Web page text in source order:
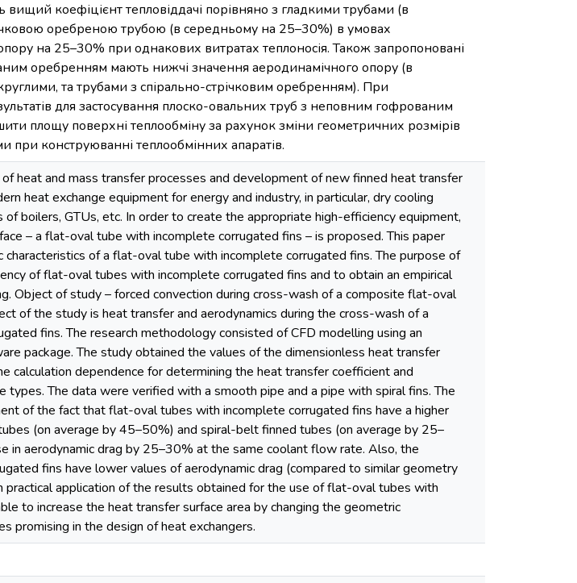
коефіцієнт тепловіддачі порівняно з гладкими трубами (в
оребреною трубою (в середньому на 25–30%) в умовах
на 25–30% при однакових витратах теплоносія. Також запропоновані
оребренням мають нижчі значення аеродинамічного опору (в
та трубами з спірально-стрічковим оребренням). При
для застосування плоско-овальних труб з неповним гофрованим
площу поверхні теплообміну за рахунок зміни геометричних розмірів
конструюванні теплообмінних апаратів.
heat and mass transfer processes and development of new finned heat transfer
heat exchange equipment for energy and industry, in particular, dry cooling
boilers, GTUs, etc. In order to create the appropriate high-efficiency equipment,
– a flat-oval tube with incomplete corrugated fins – is proposed. This paper
of a flat-oval tube with incomplete corrugated fins. The purpose of
of flat-oval tubes with incomplete corrugated fins and to obtain an empirical
Object of study – forced convection during cross-wash of a composite flat-oval
of the study is heat transfer and aerodynamics during the cross-wash of a
fins. The research methodology consisted of CFD modelling using an
package. The study obtained the values of the dimensionless heat transfer
calculation dependence for determining the heat transfer coefficient and
types. The data were verified with a smooth pipe and a pipe with spiral fins. The
of the fact that flat-oval tubes with incomplete corrugated fins have a higher
(on average by 45–50%) and spiral-belt finned tubes (on average by 25–
in aerodynamic drag by 25–30% at the same coolant flow rate. Also, the
fins have lower values of aerodynamic drag (compared to similar geometry
practical application of the results obtained for the use of flat-oval tubes with
to increase the heat transfer surface area by changing the geometric
promising in the design of heat exchangers.